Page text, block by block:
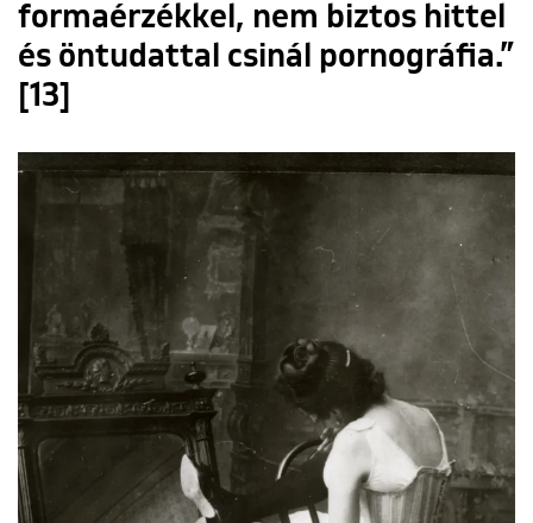
formaérzékkel, nem biztos hittel
és öntudattal csinál pornográfia.”
[13]